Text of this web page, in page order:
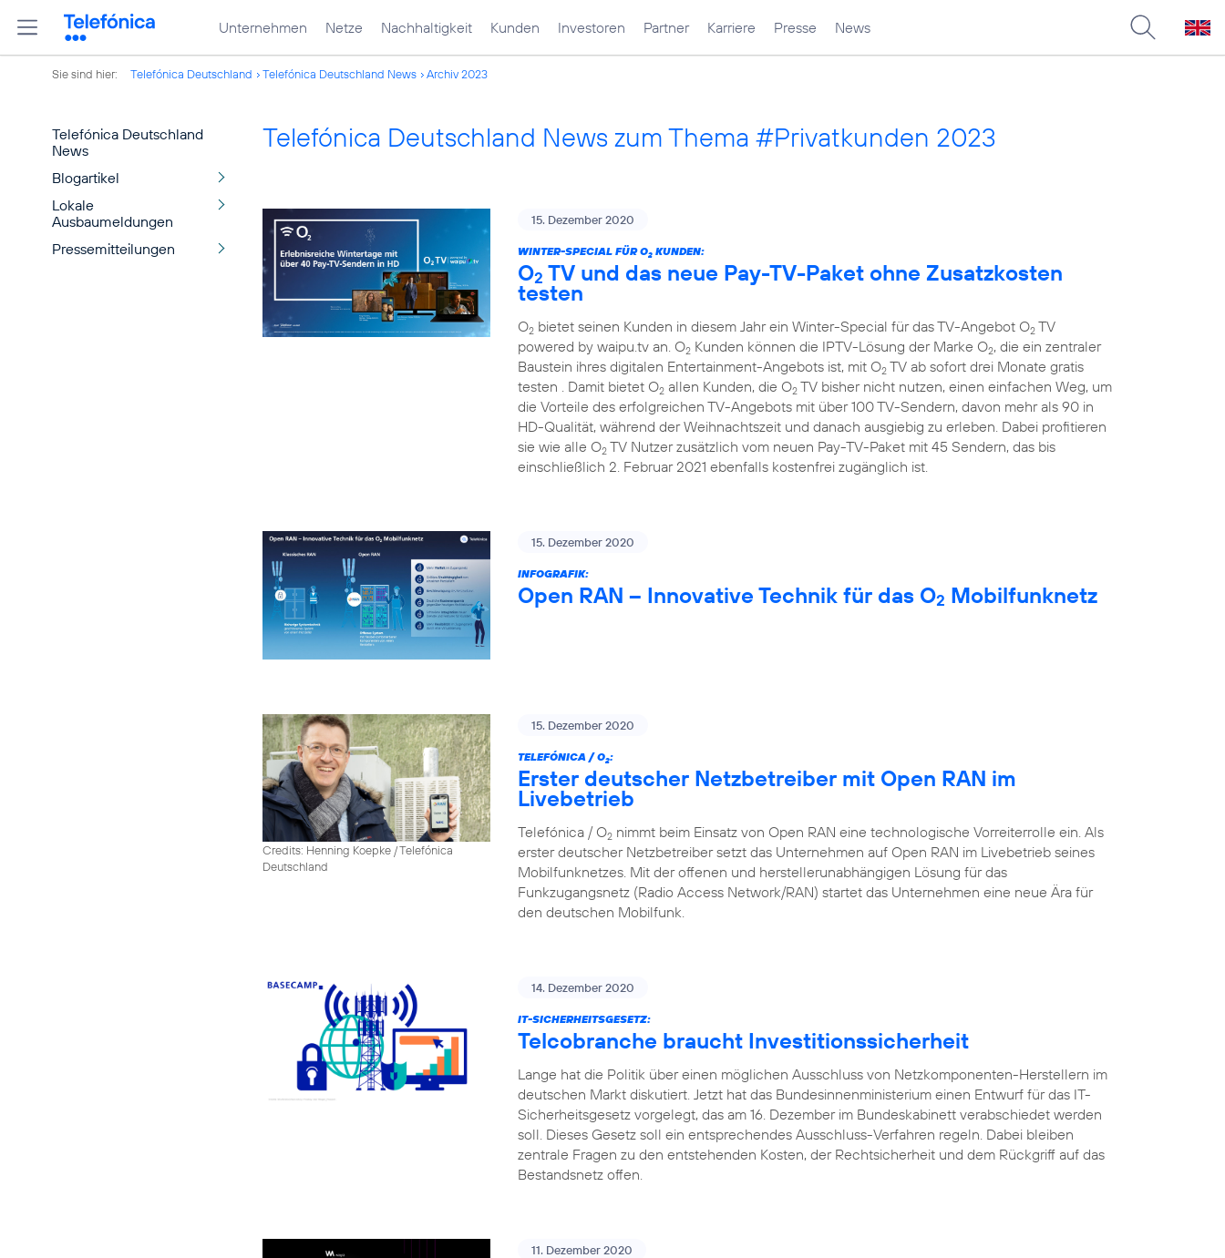
Unternehmen Netze Nachhaltigkeit Kunden Investoren Partner Karriere Presse News
Sie sind hier: Telefónica Deutschland Telefónica Deutschland News Archiv 2023
Telefónica Deutschland
News
Blogartikel
Lokale
Ausbaumeldungen
Pressemitteilungen
Telefónica Deutschland News zum Thema #Privatkunden 2023
15. Dezember 2020
WINTER-SPECIAL FÜR O2 KUNDEN:
O2 TV und das neue Pay-TV-Paket ohne Zusatzkosten
testen
O2 bietet seinen Kunden in diesem Jahr ein Winter-Special für das TV-Angebot O2 TV
powered by waipu.tv an. O2 Kunden können die IPTV-Lösung der Marke O2, die ein zentraler
Baustein ihres digitalen Entertainment-Angebots ist, mit O2 TV ab sofort drei Monate gratis
testen . Damit bietet O2 allen Kunden, die O2 TV bisher nicht nutzen, einen einfachen Weg, um
die Vorteile des erfolgreichen TV-Angebots mit über 100 TV-Sendern, davon mehr als 90 in
HD-Qualität, während der Weihnachtszeit und danach ausgiebig zu erleben. Dabei profitieren
sie wie alle O2 TV Nutzer zusätzlich vom neuen Pay-TV-Paket mit 45 Sendern, das bis
einschließlich 2. Februar 2021 ebenfalls kostenfrei zugänglich ist.
15. Dezember 2020
INFOGRAFIK:
Open RAN – Innovative Technik für das O2 Mobilfunknetz
Credits: Henning Koepke / Telefónica
Deutschland
15. Dezember 2020
TELEFÓNICA / O2:
Erster deutscher Netzbetreiber mit Open RAN im
Livebetrieb
Telefónica / O2 nimmt beim Einsatz von Open RAN eine technologische Vorreiterrolle ein. Als
erster deutscher Netzbetreiber setzt das Unternehmen auf Open RAN im Livebetrieb seines
Mobilfunknetzes. Mit der offenen und herstellerunabhängigen Lösung für das
Funkzugangsnetz (Radio Access Network/RAN) startet das Unternehmen eine neue Ära für
den deutschen Mobilfunk.
14. Dezember 2020
IT-SICHERHEITSGESETZ:
Telcobranche braucht Investitionssicherheit
Lange hat die Politik über einen möglichen Ausschluss von Netzkomponenten-Herstellern im
deutschen Markt diskutiert. Jetzt hat das Bundesinnenministerium einen Entwurf für das IT-
Sicherheitsgesetz vorgelegt, das am 16. Dezember im Bundeskabinett verabschiedet werden
soll. Dieses Gesetz soll ein entsprechendes Ausschluss-Verfahren regeln. Dabei bleiben
zentrale Fragen zu den entstehenden Kosten, der Rechtsicherheit und dem Rückgriff auf das
Bestandsnetz offen.
11. Dezember 2020